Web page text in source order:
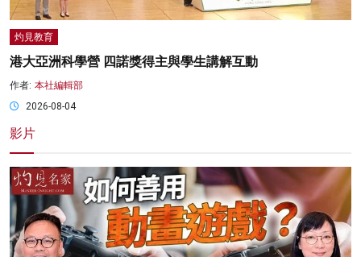
灼見教育
港大亞洲科學營 四諾獎得主與學生講解互動
作者: 本社編輯部
2026-08-04
影片